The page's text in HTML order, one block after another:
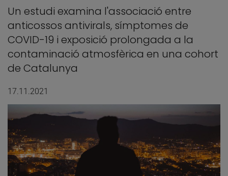
Un estudi examina l'associació entre
anticossos antivirals, símptomes de
COVID-19 i exposició prolongada a la
contaminació atmosfèrica en una cohort
de Catalunya
17.11.2021